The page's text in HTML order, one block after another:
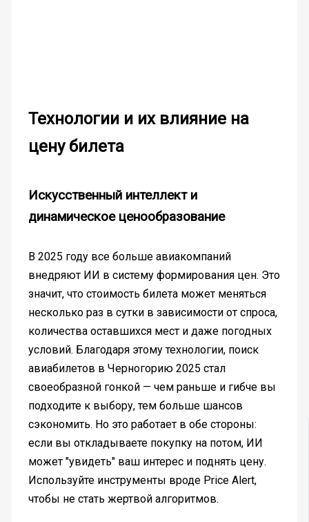
Технологии и их влияние на
цену билета
Искусственный интеллект и
динамическое ценообразование
В 2025 году все больше авиакомпаний
внедряют ИИ в систему формирования цен. Это
значит, что стоимость билета может меняться
несколько раз в сутки в зависимости от спроса,
количества оставшихся мест и даже погодных
условий. Благодаря этому технологии, поиск
авиабилетов в Черногорию 2025 стал
своеобразной гонкой — чем раньше и гибче вы
подходите к выбору, тем больше шансов
сэкономить. Но это работает в обе стороны:
если вы откладываете покупку на потом, ИИ
может "увидеть" ваш интерес и поднять цену.
Используйте инструменты вроде Price Alert,
чтобы не стать жертвой алгоритмов.